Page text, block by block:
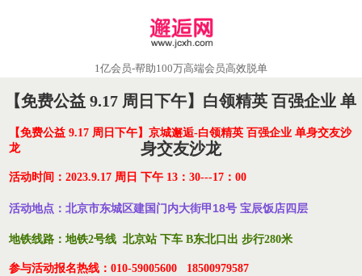
1亿会员-帮助100万高端会员高效脱单
【免费公益 9.17 周日下午】白领精英 百强企业 单
身交友沙龙
【免费公益 9.17 周日下午】京城邂逅-白领精英 百强企业 单身交友沙
龙
活动时间：2023.9.17 周日 下午 13：30---17：00
活动地点：北京市东城区建国门内大街甲18号 宝辰饭店四层
地铁线路：地铁2号线 北京站 下车 B东北口出 步行280米
参与活动报名热线：010-59005600 18500979587